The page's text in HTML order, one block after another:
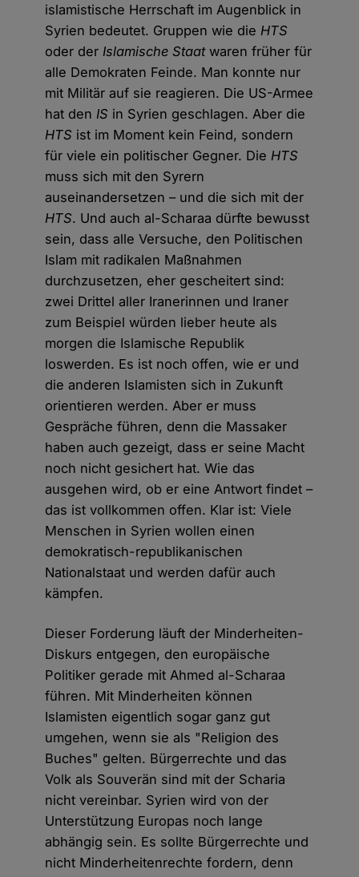
islamistische Herrschaft im Augenblick in
Syrien bedeutet. Gruppen wie die HTS
oder der Islamische Staatwaren früher für
alle Demokraten Feinde. Man konnte nur
mit Militär auf sie reagieren. Die US-Armee
hat den IS in Syrien geschlagen. Aber die
HTS ist im Moment kein Feind, sondern
für viele ein politischer Gegner. Die HTS
muss sich mit den Syrern
auseinandersetzen – und die sich mit der
HTS. Und auch al-Scharaa dürfte bewusst
sein, dass alle Versuche, den Politischen
Islam mit radikalen Maßnahmen
durchzusetzen, eher gescheitert sind:
zwei Drittel aller Iranerinnen und Iraner
zum Beispiel würden lieber heute als
morgen die Islamische Republik
loswerden. Es ist noch offen, wie er und
die anderen Islamisten sich in Zukunft
orientieren werden. Aber er muss
Gespräche führen, denn die Massaker
haben auch gezeigt, dass er seine Macht
noch nicht gesichert hat. Wie das
ausgehen wird, ob er eine Antwort findet –
das ist vollkommen offen. Klar ist: Viele
Menschen in Syrien wollen einen
demokratisch-republikanischen
Nationalstaat und werden dafür auch
kämpfen.
Dieser Forderung läuft der Minderheiten-
Diskurs entgegen, den europäische
Politiker gerade mit Ahmed al-Scharaa
führen. Mit Minderheiten können
Islamisten eigentlich sogar ganz gut
umgehen, wenn sie als "Religion des
Buches" gelten. Bürgerrechte und das
Volk als Souverän sind mit der Scharia
nicht vereinbar. Syrien wird von der
Unterstützung Europas noch lange
abhängig sein. Es sollte Bürgerrechte und
nicht Minderheitenrechte fordern, denn